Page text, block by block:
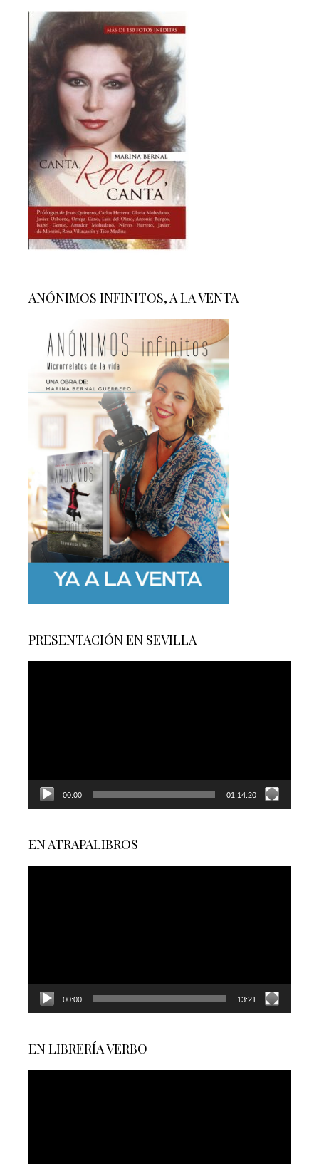
ANÓNIMOS INFINITOS, A LA VENTA
PRESENTACIÓN EN SEVILLA
00:00 01:14:20
EN ATRAPALIBROS
00:00 13:21
EN LIBRERÍA VERBO